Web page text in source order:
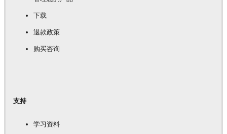
下载
退款政策
购买咨询
支持
学习资料